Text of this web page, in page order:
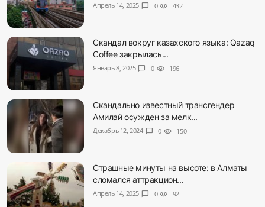
Апрель 14, 2025 chat_bubble 0 visibility 432
Скандал вокруг казахского языка: Qazaq
Coffee закрылась...
Январь 8, 2025 chat_bubble 0 visibility 196
Скандально известный трансгендер
Амилай осужден за мелк...
Декабрь 12, 2024 chat_bubble 0 visibility 150
Страшные минуты на высоте: в Алматы
сломался аттракцион...
Апрель 14, 2025 chat_bubble 0 visibility 92